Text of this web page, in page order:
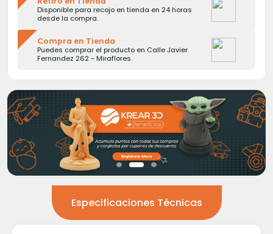
Disponible para recojo en tienda en 24 horas
desde la compra.
Compra en Tienda
Puedes comprar el producto en Calle Javier
Fernandez 262 - Miraflores.
Especificaciones Técnicas